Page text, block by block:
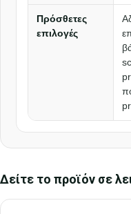
Πρόσθετες
επιλογές
Δείτε το προϊόν σε